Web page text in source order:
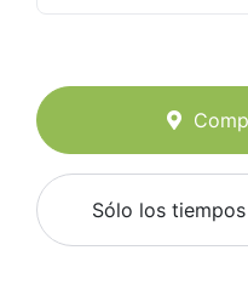
Sólo los